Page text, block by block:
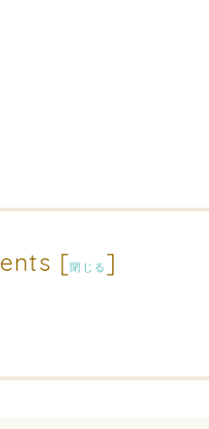
[閉じる ]